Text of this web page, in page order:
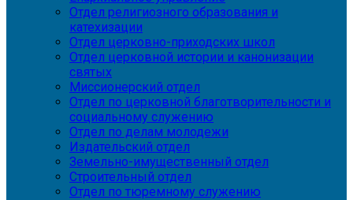
Отдел религиозного образования и
катехизации
Отдел церковно-приходских школ
Отдел церковной истории и канонизации
святых
Миссионерский отдел
Отдел по церковной благотворительности и
социальному служению
Отдел по делам молодежи
Издательский отдел
Земельно-имущественный отдел
Строительный отдел
Отдел по тюремному служению